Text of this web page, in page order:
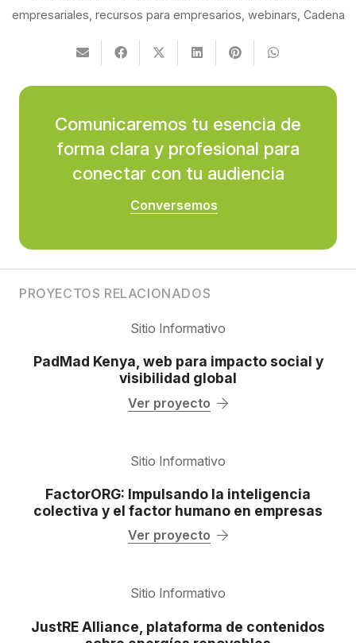
empresariales recursos para empresarios webinars Cadena
Comunicaremos tu esencia de
forma clara y profesional para
conectar con tu audiencia
Conversemos
PROYECTOS RELACIONADOS
Sitio Informativo
PadMad Kenya, web para impacto social y
visibilidad global
Ver proyecto
Sitio Informativo
FactorORG: Impulsando la inteligencia
colectiva y el factor humano en empresas
Ver proyecto
Sitio Informativo
JustRE Alliance, plataforma de contenidos